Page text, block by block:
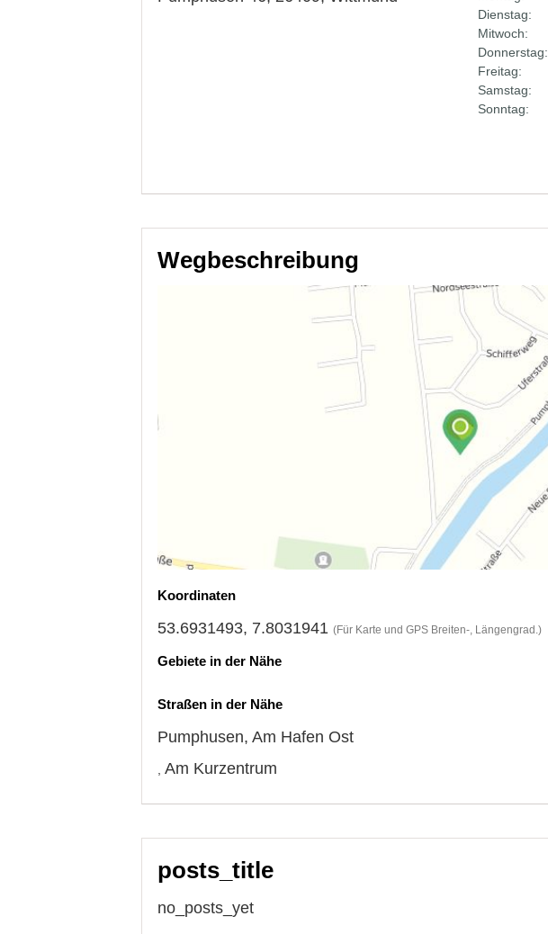
Dienstag:
Mitwoch:
Donnerstag:
Freitag:
Samstag:
Sonntag:
Wegbeschreibung
Koordinaten
53.6931493, 7.8031941 (Für Karte und GPS Breiten-, Längengrad.)
Gebiete in der Nähe
Straßen in der Nähe
Pumphusen, Am Hafen Ost
Am Kurzentrum
posts_title
no_posts_yet